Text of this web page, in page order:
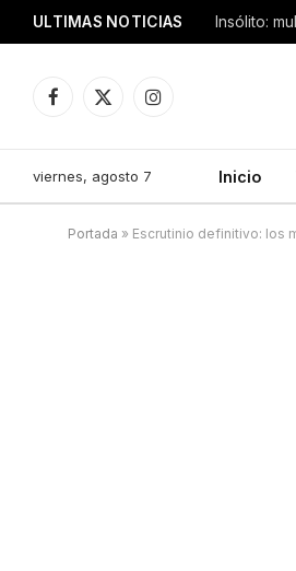
ULTIMAS NOTICIAS Insólito:
Facebook
X
Instagram
viernes, agosto 7 Inicio
Portada » Escrutinio definitivo: los